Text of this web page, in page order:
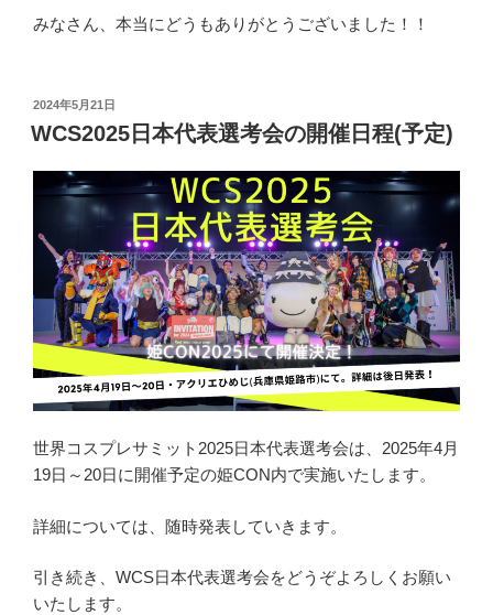
みなさん、本当にどうもありがとうございました！！
投
稿
日:
2024年5月21日
WCS2025日本代表選考会の開催日程(予定)
世界コスプレサミット2025日本代表選考会は、2025年4月
19日～20日に開催予定の姫CON内で実施いたします。
詳細については、随時発表していきます。
引き続き、WCS日本代表選考会をどうぞよろしくお願い
いたします。